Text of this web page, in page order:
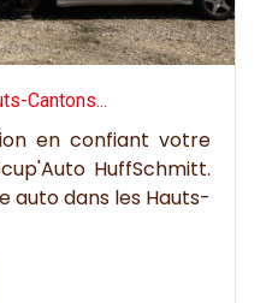
Cantons...
en confiant votre
HuffSchmitt.
auto dans les Hauts-